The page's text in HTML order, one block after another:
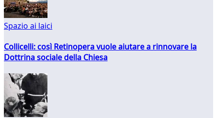
Spazio ai laici
Collicelli: così Retinopera vuole aiutare a rinnovare la
Dottrina sociale della Chiesa